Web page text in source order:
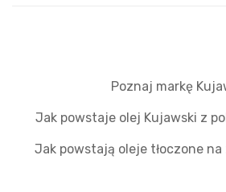
Poznaj markę
Jak powstaje olej Kujawski z
Jak powstają oleje tłoczone